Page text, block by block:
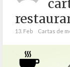
13. Feb Cartas de